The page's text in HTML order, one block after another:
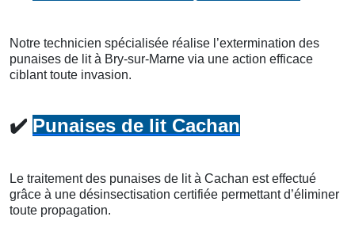
Notre technicien spécialisée réalise l’extermination des
punaises de lit à Bry-sur-Marne via une action efficace
ciblant toute invasion.
✔️ Punaises de lit Cachan
Le traitement des punaises de lit à Cachan est effectué
grâce à une désinsectisation certifiée permettant d’éliminer
toute propagation.